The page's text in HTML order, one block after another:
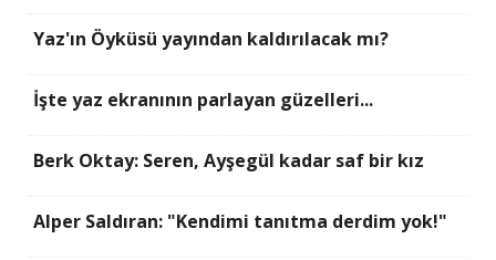
Yaz'ın Öyküsü yayından kaldırılacak mı?
İşte yaz ekranının parlayan güzelleri...
Berk Oktay: Seren, Ayşegül kadar saf bir kız
Alper Saldıran: "Kendimi tanıtma derdim yok!"